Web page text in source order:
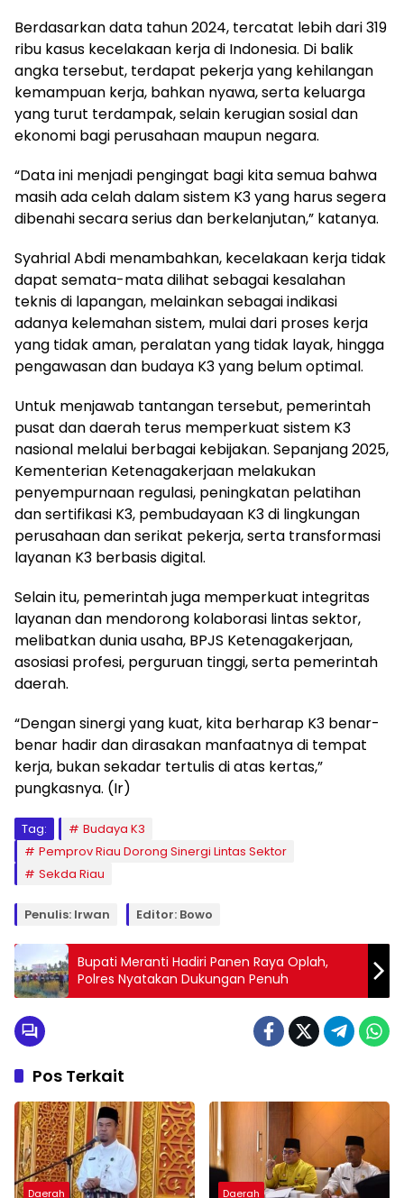
Berdasarkan data tahun 2024, tercatat lebih dari 319
ribu kasus kecelakaan kerja di Indonesia. Di balik
angka tersebut, terdapat pekerja yang kehilangan
kemampuan kerja, bahkan nyawa, serta keluarga
yang turut terdampak, selain kerugian sosial dan
ekonomi bagi perusahaan maupun negara.
“Data ini menjadi pengingat bagi kita semua bahwa
masih ada celah dalam sistem K3 yang harus segera
dibenahi secara serius dan berkelanjutan,” katanya.
Syahrial Abdi menambahkan, kecelakaan kerja tidak
dapat semata-mata dilihat sebagai kesalahan
teknis di lapangan, melainkan sebagai indikasi
adanya kelemahan sistem, mulai dari proses kerja
yang tidak aman, peralatan yang tidak layak, hingga
pengawasan dan budaya K3 yang belum optimal.
Untuk menjawab tantangan tersebut, pemerintah
pusat dan daerah terus memperkuat sistem K3
nasional melalui berbagai kebijakan. Sepanjang 2025,
Kementerian Ketenagakerjaan melakukan
penyempurnaan regulasi, peningkatan pelatihan
dan sertifikasi K3, pembudayaan K3 di lingkungan
perusahaan dan serikat pekerja, serta transformasi
layanan K3 berbasis digital.
Selain itu, pemerintah juga memperkuat integritas
layanan dan mendorong kolaborasi lintas sektor,
melibatkan dunia usaha, BPJS Ketenagakerjaan,
asosiasi profesi, perguruan tinggi, serta pemerintah
daerah.
“Dengan sinergi yang kuat, kita berharap K3 benar-
benar hadir dan dirasakan manfaatnya di tempat
kerja, bukan sekadar tertulis di atas kertas,”
pungkasnya. (Ir)
Tag:
Budaya K3
Pemprov Riau Dorong Sinergi Lintas Sektor
Sekda Riau
Penulis: Irwan Editor: Bowo
Bupati Meranti Hadiri Panen Raya Oplah,
Polres Nyatakan Dukungan Penuh
Pos Terkait
Daerah Daerah